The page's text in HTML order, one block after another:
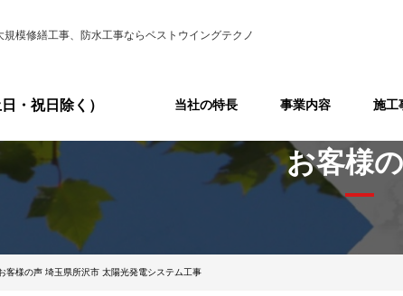
規模修繕工事、防水工事ならベストウイングテクノ
日・祝日除く） 当社の特長 事業内容 施工
お客様
客様の声 埼玉県所沢市 太陽光発電システム工事